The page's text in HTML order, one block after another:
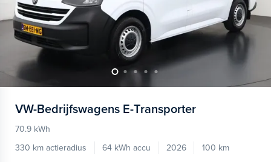
VW-Bedrijfswagens E-Transporter
70.9 kWh
330 km actieradius
64 kWh accu 2026
100 km